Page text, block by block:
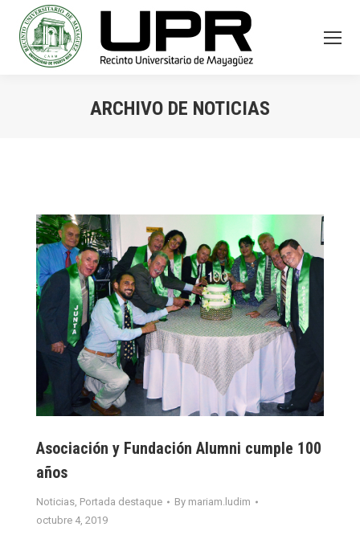
ARCHIVO DE NOTICIAS
Asociación y Fundación Alumni cumple 100
años
Noticias, Portada destaque By mariam.ludim
octubre 4, 2019